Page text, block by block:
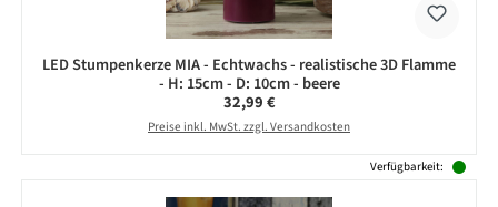
LED Stumpenkerze MIA - Echtwachs - realistische 3D Flamme
- H: 15cm - D: 10cm - beere
Regulärer Preis:
32,99 €
Preise inkl. MwSt. zzgl. Versandkosten
Verfügbarkeit: